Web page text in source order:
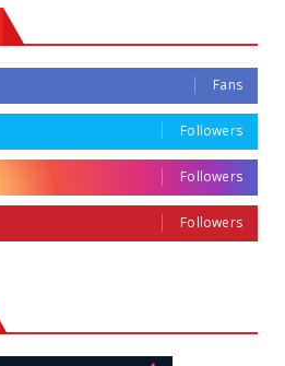
Fans
Followers
Followers
Followers